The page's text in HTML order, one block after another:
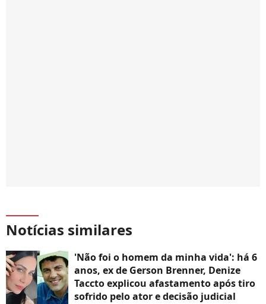
Notícias similares
'Não foi o homem da minha vida': há 6
anos, ex de Gerson Brenner, Denize
Taccto explicou afastamento após tiro
sofrido pelo ator e decisão judicial